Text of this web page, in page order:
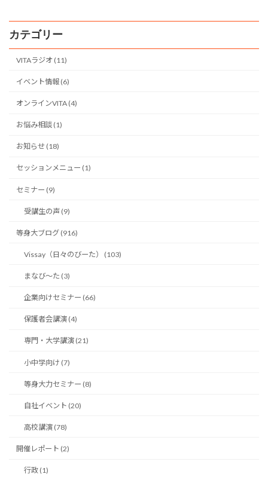
カテゴリー
VITAラジオ (11)
イベント情報 (6)
オンラインVITA (4)
お悩み相談 (1)
お知らせ (18)
セッションメニュー (1)
セミナー (9)
受講生の声 (9)
等身大ブログ (916)
Vissay（日々のびーた） (103)
まなび〜た (3)
企業向けセミナー (66)
保護者会講演 (4)
専門・大学講演 (21)
小中学向け (7)
等身大力セミナー (8)
自社イベント (20)
高校講演 (78)
開催レポート (2)
行政 (1)